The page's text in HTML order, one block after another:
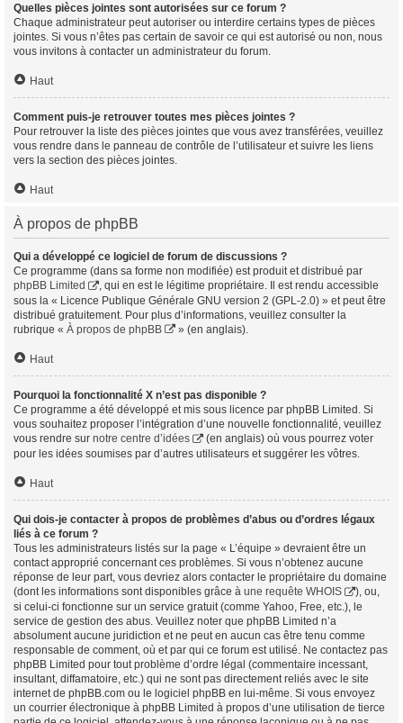
Quelles pièces jointes sont autorisées sur ce forum ?
Chaque administrateur peut autoriser ou interdire certains types de pièces
jointes. Si vous n’êtes pas certain de savoir ce qui est autorisé ou non, nous
vous invitons à contacter un administrateur du forum.
Haut
Comment puis-je retrouver toutes mes pièces jointes ?
Pour retrouver la liste des pièces jointes que vous avez transférées, veuillez
vous rendre dans le panneau de contrôle de l’utilisateur et suivre les liens
vers la section des pièces jointes.
Haut
À propos de phpBB
Qui a développé ce logiciel de forum de discussions ?
Ce programme (dans sa forme non modifiée) est produit et distribué par
phpBB Limited
, qui en est le légitime propriétaire. Il est rendu accessible
sous la « Licence Publique Générale GNU version 2 (GPL-2.0) » et peut être
distribué gratuitement. Pour plus d’informations, veuillez consulter la
rubrique « À propos de phpBB » (en anglais).
Haut
Pourquoi la fonctionnalité X n’est pas disponible ?
Ce programme a été développé et mis sous licence par phpBB Limited. Si
vous souhaitez proposer l’intégration d’une nouvelle fonctionnalité, veuillez
vous rendre sur notre centre d’idées
(en anglais) où vous pourrez voter
pour les idées soumises par d’autres utilisateurs et suggérer les vôtres.
Haut
Qui dois-je contacter à propos de problèmes d’abus ou d’ordres légaux
liés à ce forum ?
Tous les administrateurs listés sur la page « L’équipe » devraient être un
contact approprié concernant ces problèmes. Si vous n’obtenez aucune
réponse de leur part, vous devriez alors contacter le propriétaire du domaine
(dont les informations sont disponibles grâce à une requête WHOIS
), ou,
si celui-ci fonctionne sur un service gratuit (comme Yahoo, Free, etc.), le
service de gestion des abus. Veuillez noter que phpBB Limited n’a
absolument aucune juridiction et ne peut en aucun cas être tenu comme
responsable de comment, où et par qui ce forum est utilisé. Ne contactez pas
phpBB Limited pour tout problème d’ordre légal (commentaire incessant,
insultant, diffamatoire, etc.) qui ne sont pas directement reliés avec le site
internet de phpBB.com ou le logiciel phpBB en lui-même. Si vous envoyez
un courrier électronique à phpBB Limited à propos d’une utilisation de tierce